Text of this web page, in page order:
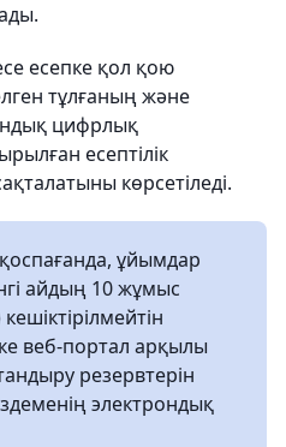
есепке қол қою
тұлғаның және
цифрлық
есептілік
көрсетіледі.
ұйымдар
айдың 10 жұмыс
веб-портал арқылы
резервтерін
электрондық